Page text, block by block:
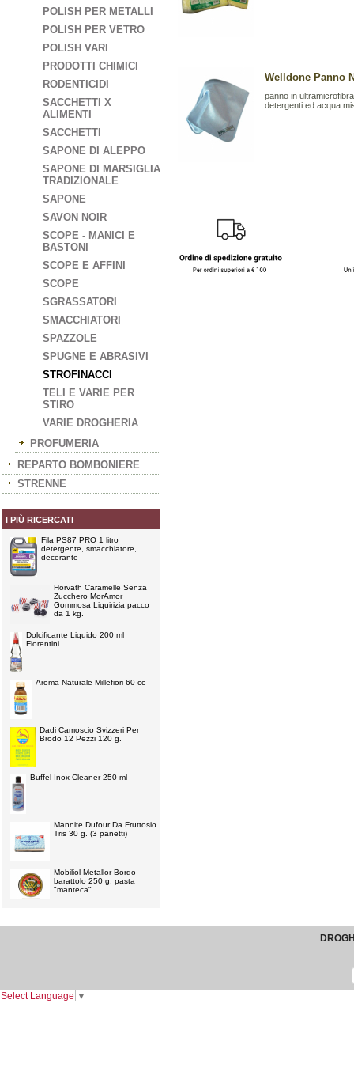
POLISH PER METALLI
POLISH PER VETRO
POLISH VARI
PRODOTTI CHIMICI
RODENTICIDI
SACCHETTI X
ALIMENTI
SACCHETTI
SAPONE DI ALEPPO
SAPONE DI MARSIGLIA
TRADIZIONALE
SAPONE
SAVON NOIR
SCOPE - MANICI E
BASTONI
SCOPE E AFFINI
SCOPE
SGRASSATORI
SMACCHIATORI
SPAZZOLE
SPUGNE E ABRASIVI
STROFINACCI
TELI E VARIE PER
STIRO
VARIE DROGHERIA
PROFUMERIA
REPARTO BOMBONIERE
STRENNE
I PIÙ RICERCATI
Fila PS87 PRO 1 litro
detergente, smacchiatore,
decerante
Horvath Caramelle Senza
Zucchero MorAmor
Gommosa Liquirizia pacco
da 1 kg.
Dolcificante Liquido 200 ml
Fiorentini
Aroma Naturale Millefiori 60 cc
Dadi Camoscio Svizzeri Per
Brodo 12 Pezzi 120 g.
Buffel Inox Cleaner 250 ml
Mannite Dufour Da Fruttosio
Tris 30 g. (3 panetti)
Mobiliol Metallor Bordo
barattolo 250 g. pasta
"manteca"
Welldone Panno
panno in
detergenti ed acqua
Select Language ▼